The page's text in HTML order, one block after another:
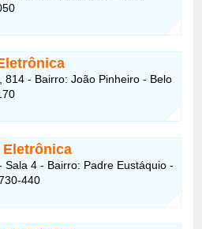
814 - Bairro: João Pinheiro - Belo
Eletrônica
Sala 4 - Bairro: Padre Eustáquio -
440